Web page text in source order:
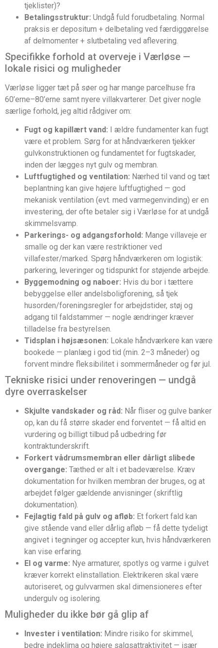
tjeklister)?
Betalingsstruktur: Undgå fuld forudbetaling. Normal
praksis er depositum + delbetaling ved færdiggørelse
af delmomenter + slutbetaling ved aflevering.
Specifikke forhold at overveje i Værløse —
lokale risici og muligheder
Værløse ligger tæt på søer og har mange parcelhuse fra
60’erne–80’erne samt nyere villakvarterer. Det giver nogle
særlige forhold, jeg altid rådgiver om:
Fugt og kapillært vand: I ældre fundamenter kan fugt
være et problem. Sørg for at håndværkeren tjekker
gulvkonstruktionen og fundamentet for fugtskader,
inden der lægges nyt gulv og membran.
Luftfugtighed og ventilation: Nærhed til vand og tæt
beplantning kan give højere luftfugtighed — god
mekanisk ventilation (evt. med varmegenvinding) er en
investering, der ofte betaler sig i Værløse for at undgå
skimmelsvamp.
Parkerings- og adgangsforhold: Mange villaveje er
smalle og der kan være restriktioner ved
villafester/marked. Spørg håndværkeren om logistik:
parkering, leveringer og tidspunkt for støjende arbejde.
Byggemodning og naboer: Hvis du bor i tættere
bebyggelse eller andelsboligforening, så tjek
husorden/foreningsregler for arbejdstider, støj og
adgang til faldstammer — nogle ændringer kræver
tilladelse fra bestyrelsen.
Tidsplan i højsæsonen: Lokale håndværkere kan være
bookede — planlæg i god tid (min. 2–3 måneder) og
forvent mindre fleksibilitet i sommermåneder og før jul.
Tekniske risici under renoveringen — undgå
dyre overraskelser
Skjulte vandskader og råd: Når fliser og gulve banker
op, kan du få større skader end forventet — få altid en
vurdering og billigt tilbud på udbedring før
kontraktunderskrift.
Forkert vådrumsmembran eller dårligt slibede
overgange: Tæthed er alt i et badeværelse. Kræv
dokumentation for hvilken membran der bruges, og at
arbejdet følger gældende anvisninger (skriftlig
dokumentation).
Fejlagtig fald på gulv og afløb: Et forkert fald kan
give stående vand eller dårlig afløb — få dette tydeligt
angivet i tegninger og accepter kun, hvis håndværkeren
kan vise erfaring.
El og varme: Nye armaturer, spotlys og varme i gulvet
kræver korrekt elinstallation. Elektrikeren skal være
autoriseret, og gulvvarmen skal dimensioneres efter
undergulv og isolering.
Muligheder du ikke bør gå glip af
Invester i ventilation: Mindre risiko for skimmel,
bedre indeklima og højere salgsattraktivitet — især